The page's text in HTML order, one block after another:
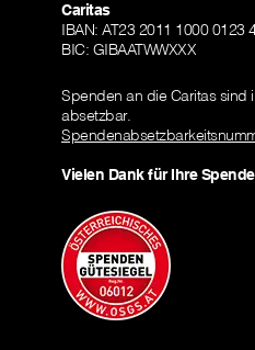
Caritas
IBAN: AT23 2011 1000 0123
BIC: GIBAATWWXXX
Spenden an die Caritas sind
absetzbar.
Vielen Dank für Ihre